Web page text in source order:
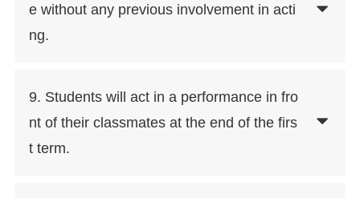
e without any previous involvement in acti
ng.
9. Students will act in a performance in fro
nt of their classmates at the end of the firs
t term.